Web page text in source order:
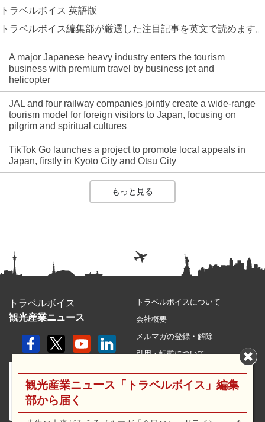
トラベルボイス 英語版
トラベルボイス編集部が厳選した注目記事を英文で読めます。
A major Japanese heavy industry enters the tourism
business with premium travel by business jet and
helicopter
JAL and four railway companies jointly create a wide-range
tourism model for foreign visitors to Japan, focusing on
pilgrim and spiritual cultures
TikTok Go launches a project to promote local appeals in
Japan, firstly in Kyoto City and Otsu City
もっと見る
トラベルボイス
観光産業ニュース
トラベルボイスについて
会社概要
メルマガの登録・解除
引用・転載について
利用規約
観光産業ニュース「トラベルボイス」編集
部から届く